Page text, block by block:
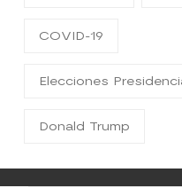
COVID-19
Elecciones
Donald Trump